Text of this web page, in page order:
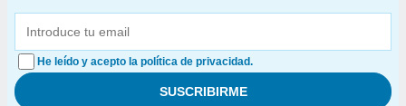
He leído y acepto la política de privacidad.